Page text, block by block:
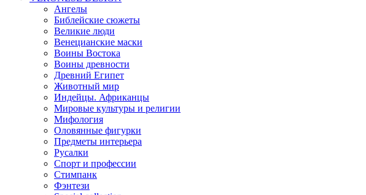
Ангелы
Библейские сюжеты
Великие люди
Венецианские маски
Воины Востока
Воины древности
Древний Египет
Животный мир
Индейцы. Африканцы
Мировые культуры и религии
Мифология
Оловянные фигурки
Предметы интерьера
Русалки
Спорт и профессии
Стимпанк
Фэнтези